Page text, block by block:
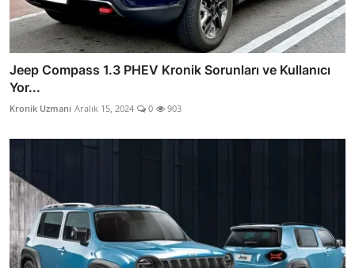
Jeep Compass 1.3 PHEV Kronik Sorunları ve Kullanıcı
Yor...
Kronik Uzmanı Aralık 15, 2024 0 903